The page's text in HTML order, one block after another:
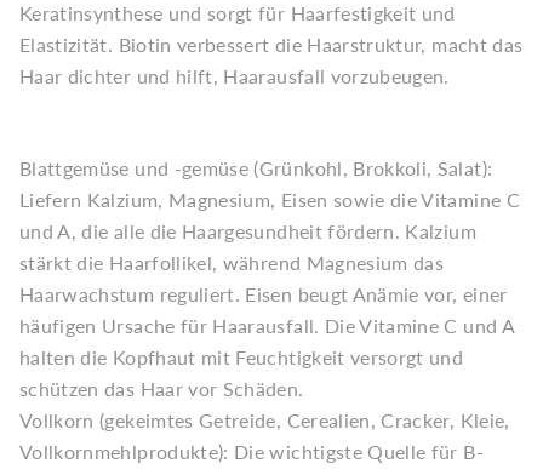
Keratinsynthese und sorgt für Haarfestigkeit und
Elastizität. Biotin verbessert die Haarstruktur, macht das
Haar dichter und hilft, Haarausfall vorzubeugen.
Blattgemüse und -gemüse (Grünkohl, Brokkoli, Salat):
Liefern Kalzium, Magnesium, Eisen sowie die Vitamine C
und A, die alle die Haargesundheit fördern. Kalzium
stärkt die Haarfollikel, während Magnesium das
Haarwachstum reguliert. Eisen beugt Anämie vor, einer
häufigen Ursache für Haarausfall. Die Vitamine C und A
halten die Kopfhaut mit Feuchtigkeit versorgt und
schützen das Haar vor Schäden.
Vollkorn (gekeimtes Getreide, Cerealien, Cracker, Kleie,
Vollkornmehlprodukte): Die wichtigste Quelle für B-